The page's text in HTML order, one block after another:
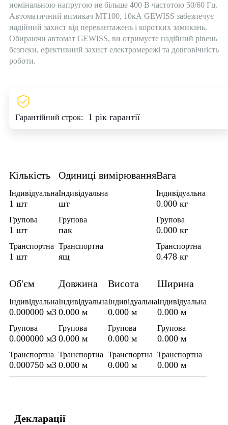
номінальною напругою не більше 400 В частотою 50/60 Гц.
Автоматичний вимикач MT100, 10кА GEWISS забезпечує
надійний захист від перевантажень і коротких замикань.
Обираючи автомат GEWISS, ви отримуєте надійний рівень
безпеки, ефективний захист електромережі та довговічність
роботи.
Гарантійний строк: 1 рік гарантії
Кількість
Індивідуальна
1 шт
Групова
1 шт
Транспортна
1 шт
Одиниці вимірювання
Індивідуальна
шт
Групова
пак
Транспортна
ящ
Вага
Індивідуальна
0.000 кг
Групова
0.000 кг
Транспортна
0.478 кг
Об'єм
Індивідуальна
0.000000 м3
Групова
0.000000 м3
Транспортна
0.000750 м3
Довжина
Індивідуальна
0.000 м
Групова
0.000 м
Транспортна
0.000 м
Висота
Індивідуальна
0.000 м
Групова
0.000 м
Транспортна
0.000 м
Ширина
Індивідуальна
0.000 м
Групова
0.000 м
Транспортна
0.000 м
Декларації